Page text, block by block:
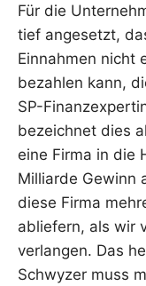
Für die
tief angesetzt,
Einnahmen nicht
bezahlen kann,
SP-
bezeichnet dies
eine Firma in die
Milliarde Gewinn
diese Firma
abliefern, als wir
verlangen. Das
Schwyzer muss